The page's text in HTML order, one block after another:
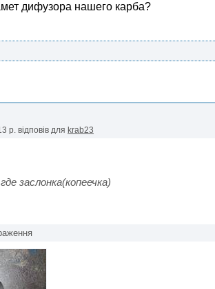
дифузора нашего карба?
р. відповів для krab23
заслонка(копеечка)